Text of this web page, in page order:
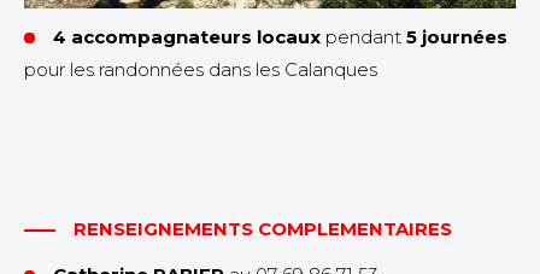
4 accompagnateurs locaux pendant 5 journées
pour les randonnées dans les Calanques
RENSEIGNEMENTS COMPLEMENTAIRES